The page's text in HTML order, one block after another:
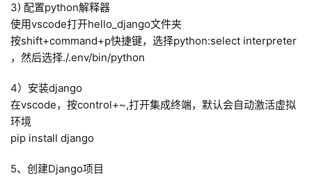
3) 配置python解释器
使用vscode打开hello_django文件夹
按shift+command+p快捷键，选择python:select interpreter
，然后选择./.env/bin/python
4）安装django
在vscode，按control+~,打开集成终端，默认会自动激活虚拟
环境
pip install django
5、创建Django项目